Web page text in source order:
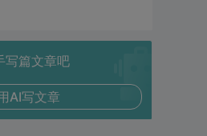
写篇文章吧
AI写文章